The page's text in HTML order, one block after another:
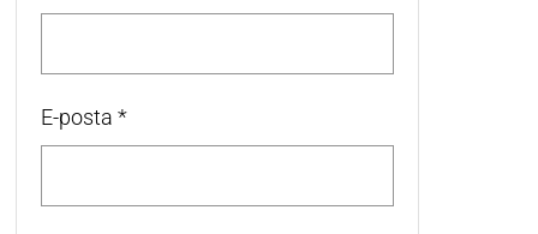
E-posta *